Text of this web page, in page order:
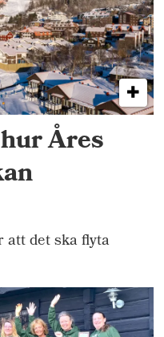
Åres
det ska flyta